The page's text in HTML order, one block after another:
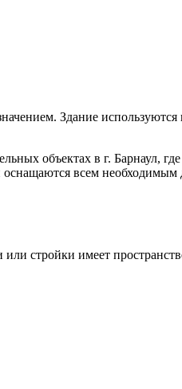
Здание
объектах в г. Барнаул,
всем необходимым
стройки имеет